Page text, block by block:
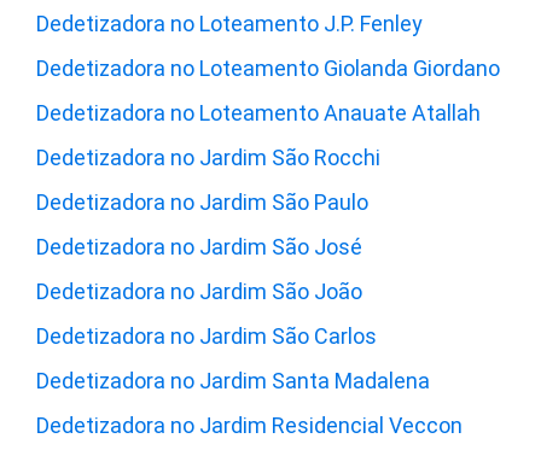
Dedetizadora no Loteamento J.P. Fenley
Dedetizadora no Loteamento Giolanda Giordano
Dedetizadora no Loteamento Anauate Atallah
Dedetizadora no Jardim São Rocchi
Dedetizadora no Jardim São Paulo
Dedetizadora no Jardim São José
Dedetizadora no Jardim São João
Dedetizadora no Jardim São Carlos
Dedetizadora no Jardim Santa Madalena
Dedetizadora no Jardim Residencial Veccon